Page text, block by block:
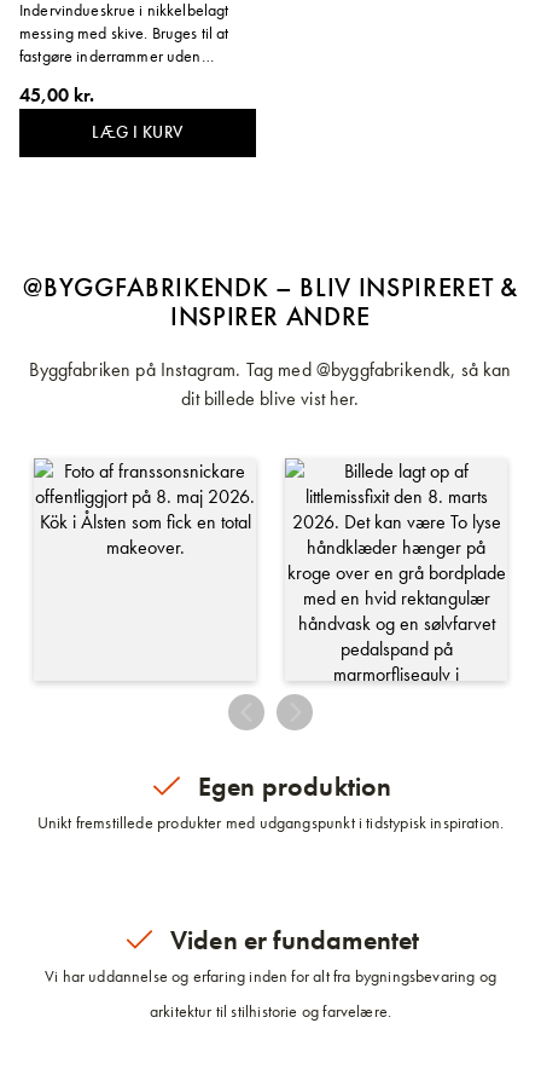
Indervindueskrue i nikkelbelagt
messing med skive. Bruges til at
fastgøre inderrammer uden
45,00 kr.
LÆG I KURV
@BYGGFABRIKENDK – BLIV INSPIRERET &
INSPIRER ANDRE
Byggfabriken på Instagram. Tag med @byggfabrikendk, så kan
dit billede blive vist her.
Egen produktion
Unikt fremstillede produkter med udgangspunkt i tidstypisk inspiration.
Viden er fundamentet
Vi har uddannelse og erfaring inden for alt fra bygningsbevaring og
arkitektur til stilhistorie og farvelære.